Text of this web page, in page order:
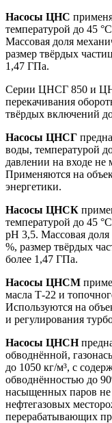
Насосы ЦНС
температурой до 45
Массовая доля
размер твёрдых
1,47 ГПа.
Серии ЦНСГ 850 и
перекачивания
твёрдых включений
Насосы ЦНСГ
воды, температурой
давлении на входе
Применяются на
энергетики.
Насосы ЦНСК
температурой до 45
pH 3,5. Массовая
%, размер твёрдых
более 1,47 ГПа.
Насосы ЦНСМ
масла Т-22 и
Используются на
и регулирования
Насосы ЦНСН
обводнённой,
до 1050 кг/м³, с
обводнённостью до
насыщенных паров не
нефтегазовых
перерабатывающих